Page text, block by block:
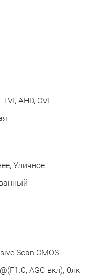
TVI, AHD, CVI
Уличное
Scan CMOS
AGC вкл), 0лк